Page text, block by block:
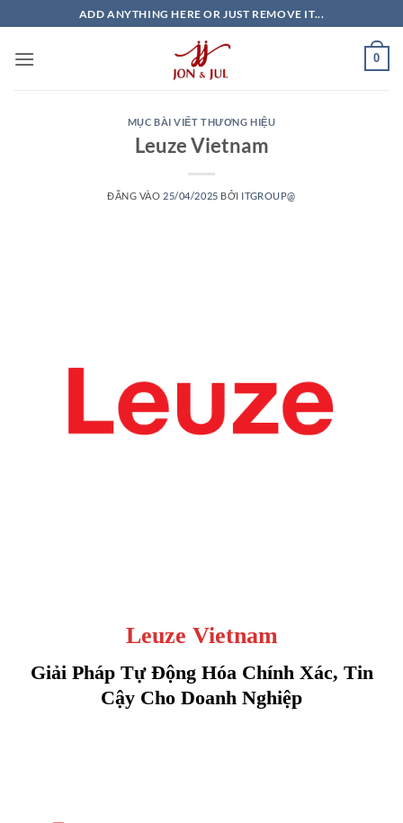
qua
nội
ADD ANYTHING HERE OR JUST REMOVE IT...
0
MỤC BÀI VIẾT THƯƠNG HIỆU
Leuze Vietnam
ĐĂNG VÀO 25/04/2025 BỞI ITGROUP@
Leuze Vietnam
Giải Pháp Tự Động Hóa Chính Xác, Tin
Cậy Cho Doanh Nghiệp